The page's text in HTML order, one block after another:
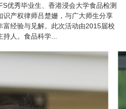
优秀毕业生、香港浸会大学食品检测
识产权律师吕楚姗，与广大师生分享
富经验与见解。此次活动由2015届校
人。食品科学...